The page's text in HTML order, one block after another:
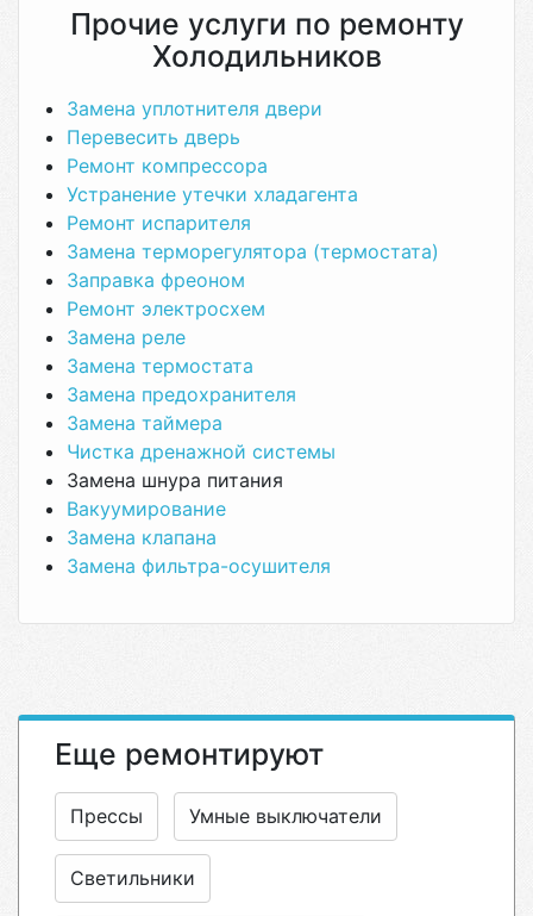
Прочие услуги по ремонту
Холодильников
Замена уплотнителя двери
Перевесить дверь
Ремонт компрессора
Устранение утечки хладагента
Ремонт испарителя
Замена терморегулятора (термостата)
Заправка фреоном
Ремонт электросхем
Замена реле
Замена термостата
Замена предохранителя
Замена таймера
Чистка дренажной системы
Замена шнура питания
Вакуумирование
Замена клапана
Замена фильтра-осушителя
Еще ремонтируют
Прессы Умные выключатели
Светильники